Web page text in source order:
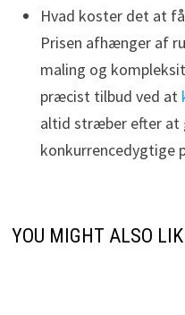
Hvad koster det at
Prisen afhænger af
maling og
præcist tilbud ved at
altid stræber efter at
konkurrencedygtige
YOU MIGHT ALSO